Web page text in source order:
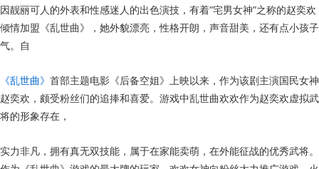
因靓丽可人的外表和性感迷人的出色演技，有着“宅男女神”之称的赵奕欢
倾情加盟《乱世曲》，她外貌漂亮，性格开朗，声音甜美，还有点小孩子
气。自
《乱世曲》 首部主题电影《后备空姐》上映以来，作为该剧主演国民女神
赵奕欢，颇受粉丝们的追捧和喜爱。游戏中乱世曲欢欢作为赵奕欢虚拟武
将的形象存在，
实力非凡，拥有真无双技能，属于在家能卖萌，在外能征战的优秀武将。